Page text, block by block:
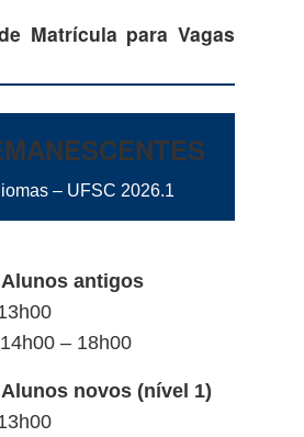
Matrícula para Vagas
– UFSC 2026.1
Alunos antigos
– 18h00
Alunos novos (nível 1)